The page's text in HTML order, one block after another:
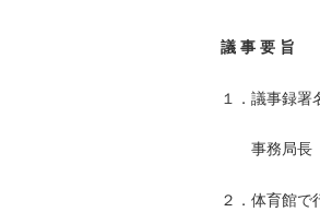
議 事 要 旨
１． 議事録署
事務局長
２． 体育館で